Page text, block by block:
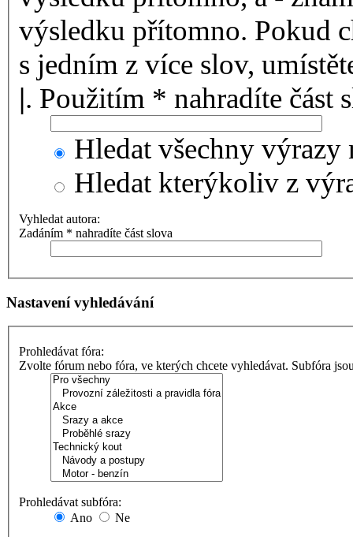
výsledku přítomno. Pokud
s jedním z více slov,
|. Použitím * nahradíte část
Hledat všechny výrazy
Hledat kterýkoliv z
Vyhledat autora:
Zadáním * nahradíte část slova
Nastavení vyhledávání
Prohledávat fóra:
Zvolte fórum nebo fóra, ve kterých chcete vyhledávat. Subfóra
Prohledávat subfóra:
Ano
Ne